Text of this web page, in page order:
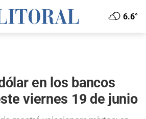
6.6°
en los bancos
viernes 19 de junio